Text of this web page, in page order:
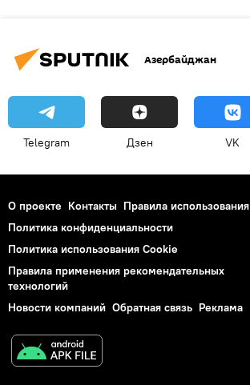
Азербайджан
Telegram Дзен VK
О проекте Контакты Правила использования
Политика конфиденциальности
Политика использования Cookie
Правила применения рекомендательных
технологий
Новости компаний Обратная связь Реклама